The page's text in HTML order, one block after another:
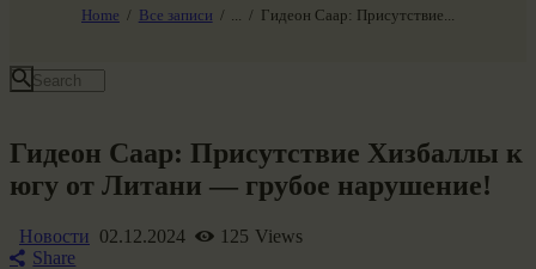
Home Все записи Гидеон Саар: Присутствие...
SG-6
Гидеон Саар: Присутствие Хизбаллы к
югу от Литани — грубое нарушение!
Новости 02.12.2024 125 Views
Share